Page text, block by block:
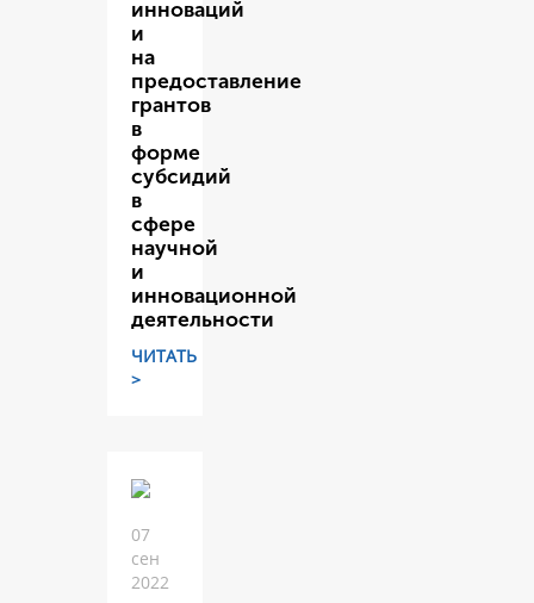
инноваций
и
на
предоставление
грантов
в
форме
субсидий
в
сфере
научной
и
инновационной
деятельности
ЧИТАТЬ
>
07
сен
2022